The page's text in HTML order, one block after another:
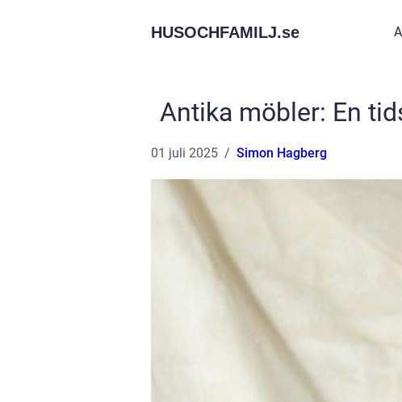
HUSOCHFAMILJ.se
Antika möbler: En
01 juli 2025 Simon Hagberg